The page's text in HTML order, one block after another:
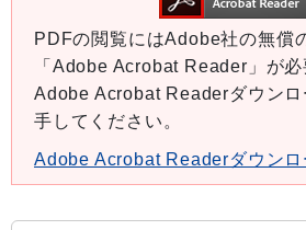
PDFの閲覧にはAdobe社の無償
「Adobe Acrobat Reader」が
Adobe Acrobat Readerダウンロ
手してください。
Adobe Acrobat Readerダウンロ